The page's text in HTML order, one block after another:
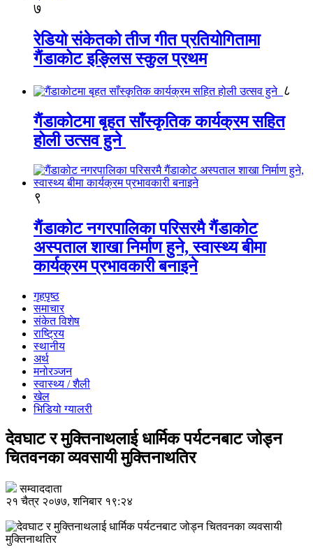
७
रेडियो संकेतको तीज गीत प्रतियोगितामा
गैंडाकोट इङ्लिस स्कुल प्रथम
८
गैंडाकोटमा बृहत साँस्कृतिक कार्यक्रम सहित
होली उत्सव हुने
९
गैंडाकोट नगरपालिका परिसरमै गैंडाकोट
अस्पताल शाखा निर्माण हुने, स्वास्थ्य बीमा
कार्यक्रम प्रभावकारी बनाइने
गृहपृष्ठ
समाचार
संकेत विशेष
राष्ट्रिय
स्थानीय
अर्थ
मनोरञ्जन
स्वास्थ्य / शैली
खेल
भिडियो ग्यालरी
देवघाट र मुक्तिनाथलाई धार्मिक पर्यटनबाट जोड्न
चितवनका व्यवसायी मुक्तिनाथतिर
सम्वाददाता
२१ चैत्र २०७७, शनिबार १९:२४